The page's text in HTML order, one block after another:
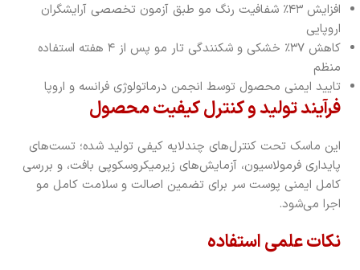
افزایش ۴۳٪ شفافیت رنگ مو طبق آزمون تخصصی آرایشگران
اروپایی
کاهش ۳۷٪ خشکی و شکنندگی تار مو پس از ۴ هفته استفاده
منظم
تایید ایمنی محصول توسط انجمن درماتولوژی فرانسه و اروپا
فرآیند تولید و کنترل کیفیت محصول
این ماسک تحت کنترل‌های چندلایه کیفی تولید شده؛ تست‌های
پایداری فرمولاسیون، آزمایش‌های زیرمیکروسکوپی بافت، و بررسی
کامل ایمنی پوست سر برای تضمین اصالت و سلامت کامل مو
اجرا می‌شود.
نکات علمی استفاده